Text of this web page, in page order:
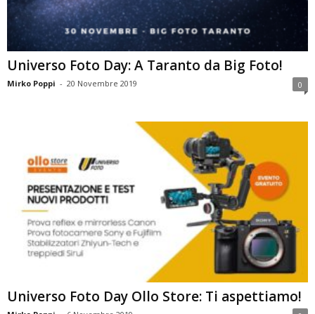
Universo Foto Day: A Taranto da Big Foto!
Mirko Poppi - 20 Novembre 2019 0
Universo Foto Day Ollo Store: Ti aspettiamo!